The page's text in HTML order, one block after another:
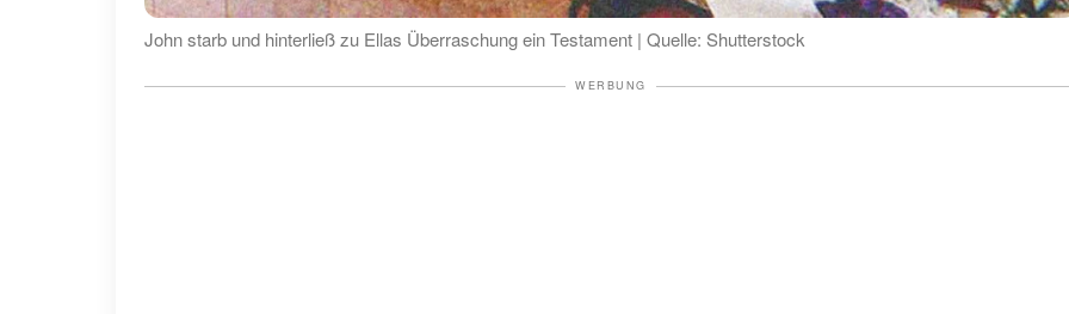
John starb und hinterließ zu Ellas Überraschung ein Testament | Quelle: Shutterstock
WERBUNG